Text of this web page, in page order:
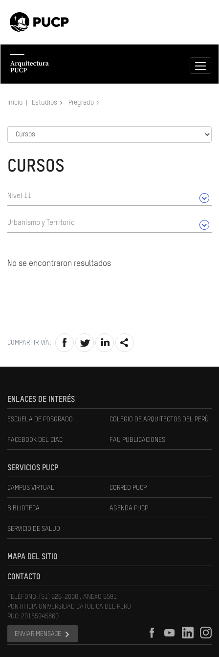
Inicio Estudios Pregrado
CURSOS
Nivel 11
Urbanismo y Territorio
No se encontraron resultados
COMPARTIR VÍA:
ENLACES DE INTERÉS
ESCUELA DE POSGRADO COLEGIO DE ARQUITECTOS DEL PERÚ
FACEBOOK DEL CIAC FAU PUBLICACIONES
SERVICIOS PUCP
CAMPUS VIRTUAL CORREO PUCP
BIBLIOTECA AGENDA PUCP
SERVICIO DE SALUD
MAPA DEL SITIO
CONTACTO
TELÉFONO: (51) 626-2000 , ANEXO 5581
PONTIFICIA UNIVERSIDAD CATOLICA DEL PERU
RUC: 20155945860
ENVIAR MENSAJE